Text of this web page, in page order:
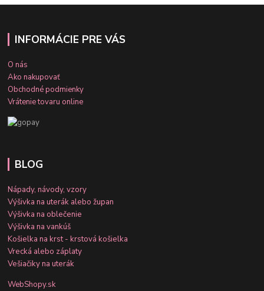
INFORMÁCIE PRE VÁS
O nás
Ako nakupovať
Obchodné podmienky
Vrátenie tovaru online
BLOG
Nápady, návody, vzory
Výšivka na uterák alebo župan
Výšivka na oblečenie
Výšivka na vankúš
Košielka na krst - krstová košielka
Vrecká alebo záplaty
Vešiačiky na uterák
WebShopy.sk